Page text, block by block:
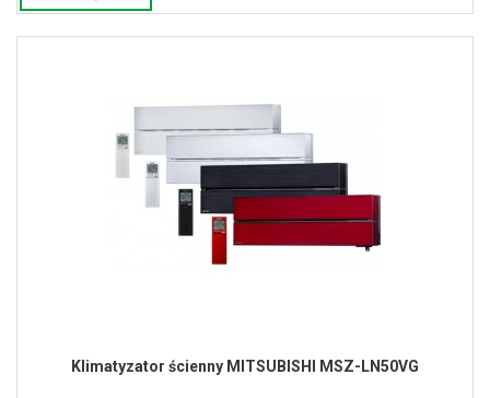
Klimatyzator ścienny MITSUBISHI MSZ-LN50VG